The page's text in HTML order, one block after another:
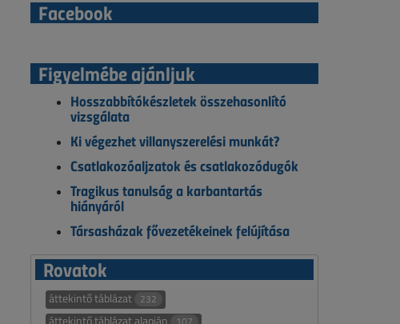
Facebook
Figyelmébe ajánljuk
Hosszabbítókészletek összehasonlító
vizsgálata
Ki végezhet villanyszerelési munkát?
Csatlakozóaljzatok és csatlakozódugók
Tragikus tanulság a karbantartás
hiányáról
Társasházak fővezetékeinek felújítása
Rovatok
áttekintő táblázat 232
áttekintő táblázat alapján